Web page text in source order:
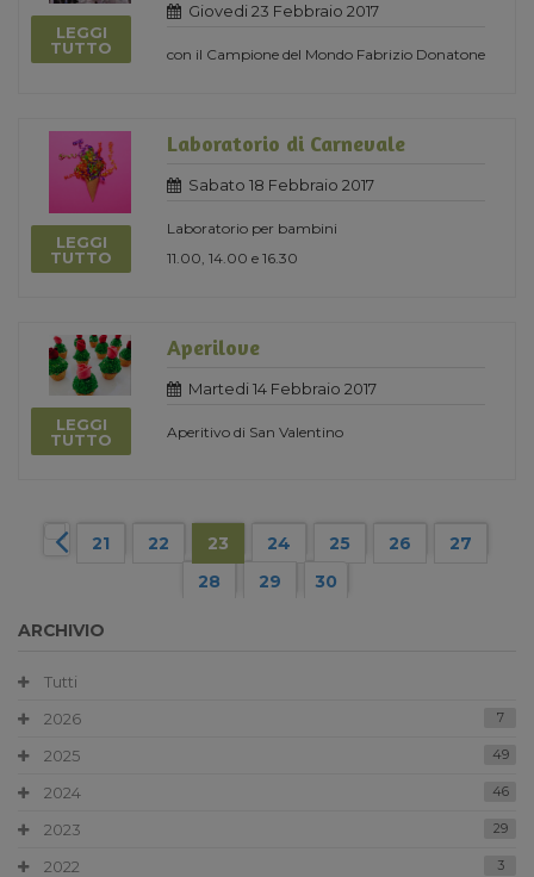
LEGGI
TUTTO
Giovedi 23 Febbraio 2017
con il Campione del Mondo Fabrizio Donatone
LEGGI
TUTTO
Laboratorio di Carnevale
Sabato 18 Febbraio 2017
Laboratorio per bambini
11.00, 14.00 e 16.30
LEGGI
TUTTO
Aperilove
Martedi 14 Febbraio 2017
Aperitivo di San Valentino
21 22 23 24 25 26
27
28
29 30
ARCHIVIO
Tutti
2026
7
2025 49
2024 46
2023 29
2022 3